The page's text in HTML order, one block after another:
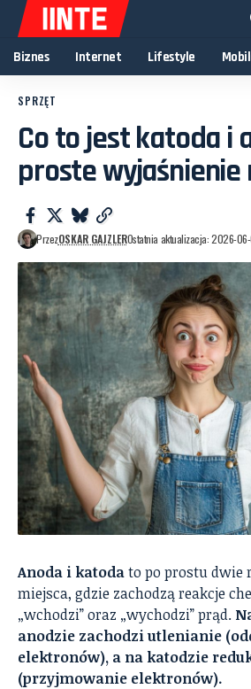
Biznes Internet Lifestyle
SPRZĘT
Co to jest katoda i
proste wyjaśnienie
PrzezOSKAR GAJZLEROstatnia aktualizacja: 2026-
Anoda i katodato po prostu dwie
miejsca, gdzie zachodzą reakcje
„wchodzi” oraz „wychodzi” prąd.
anodzie zachodzi utlenianie
elektronów), a na katodzie
(przyjmowanie elektronów).